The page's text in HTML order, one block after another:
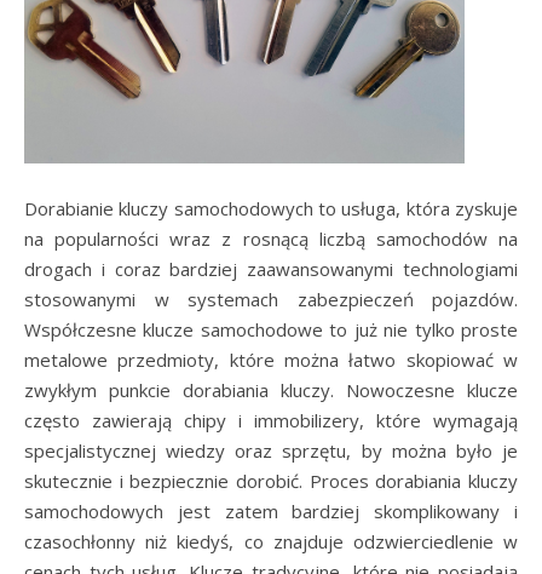
Dorabianie kluczy samochodowych to usługa, która zyskuje
na popularności wraz z rosnącą liczbą samochodów na
drogach i coraz bardziej zaawansowanymi technologiami
stosowanymi w systemach zabezpieczeń pojazdów.
Współczesne klucze samochodowe to już nie tylko proste
metalowe przedmioty, które można łatwo skopiować w
zwykłym punkcie dorabiania kluczy. Nowoczesne klucze
często zawierają chipy i immobilizery, które wymagają
specjalistycznej wiedzy oraz sprzętu, by można było je
skutecznie i bezpiecznie dorobić. Proces dorabiania kluczy
samochodowych jest zatem bardziej skomplikowany i
czasochłonny niż kiedyś, co znajduje odzwierciedlenie w